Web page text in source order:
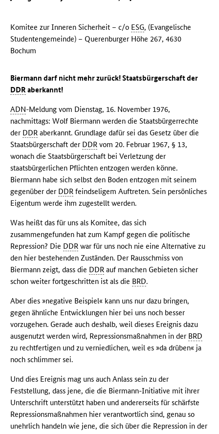
Komitee zur Inneren Sicherheit – c/o ESG, (Evangelische
Studentengemeinde) – Querenburger Höhe 267, 4630
Bochum
Biermann darf nicht mehr zurück! Staatsbürgerschaft der
DDR aberkannt!
ADN-Meldung vom Dienstag, 16. November 1976,
nachmittags: Wolf Biermann werden die Staatsbürgerrechte
der DDR aberkannt. Grundlage dafür sei das Gesetz über die
Staatsbürgerschaft der DDR vom 20. Februar 1967, § 13,
wonach die Staatsbürgerschaft bei Verletzung der
staatsbürgerlichen Pflichten entzogen werden könne.
Biermann habe sich selbst den Boden entzogen mit seinem
gegenüber der DDR feindseligem Auftreten. Sein persönliches
Eigentum werde ihm zugestellt werden.
Was heißt das für uns als Komitee, das sich
zusammengefunden hat zum Kampf gegen die politische
Repression? Die DDR war für uns noch nie eine Alternative zu
den hier bestehenden Zuständen. Der Rausschmiss von
Biermann zeigt, dass die DDR auf manchen Gebieten sicher
schon weiter fortgeschritten ist als die BRD.
Aber dies »negative Beispiel« kann uns nur dazu bringen,
gegen ähnliche Entwicklungen hier bei uns noch besser
vorzugehen. Gerade auch deshalb, weil dieses Ereignis dazu
ausgenutzt werden wird, Repressionsmaßnahmen in der BRD
zu rechtfertigen und zu verniedlichen, weil es »da drüben« ja
noch schlimmer sei.
Und dies Ereignis mag uns auch Anlass sein zu der
Feststellung, dass jene, die die Biermann-Initiative mit ihrer
Unterschrift unterstützt haben und andererseits für schärfste
Repressionsmaßnahmen hier verantwortlich sind, genau so
unehrlich handeln wie jene, die sich über die Repression in der